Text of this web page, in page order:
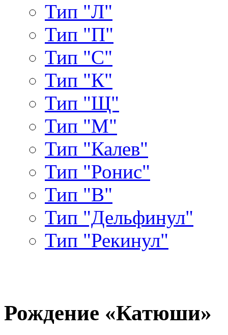
Тип "Л"
Тип "П"
Тип "С"
Тип "К"
Тип "Щ"
Тип "М"
Тип "Калев"
Тип "Ронис"
Тип "В"
Тип "Дельфинул"
Тип "Рекинул"
Рождение «Катюши»